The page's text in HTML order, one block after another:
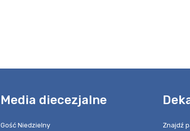
Media diecezjalne
Gość Niedzielny
Znajdź